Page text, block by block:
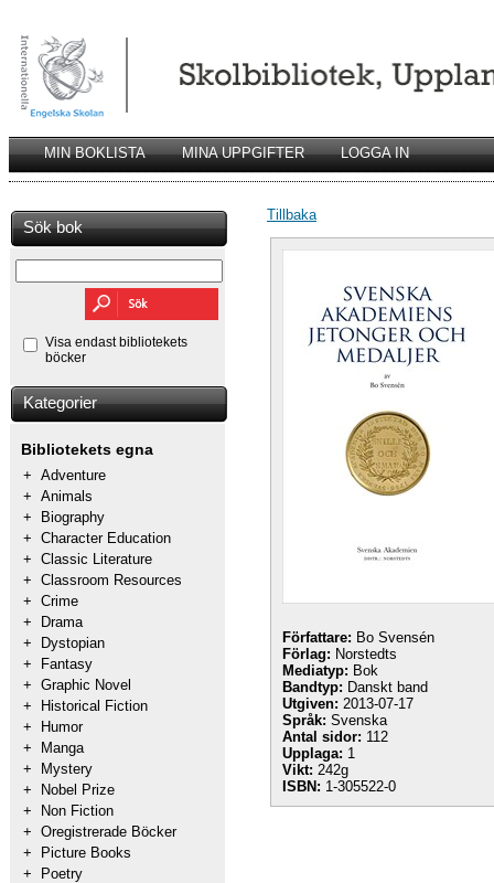
MIN BOKLISTA MINA UPPGIFTER LOGGA IN
Sök bok
Visa endast bibliotekets
böcker
Kategorier
Bibliotekets egna
+ Adventure
+ Animals
+
Biography
+ Character Education
+ Classic Literature
+ Classroom Resources
+ Crime
+
Drama
+
Dystopian
+
Fantasy
+ Graphic Novel
+
Historical Fiction
+
Humor
+
Manga
+
Mystery
+
Nobel Prize
+
Non Fiction
+ Oregistrerade Böcker
+
Picture Books
+
Poetry
Tillbaka
Författare: Bo Svensén
Förlag: Norstedts
Mediatyp: Bok
Bandtyp: Danskt band
Utgiven: 2013-07-17
Språk: Svenska
Antal sidor: 112
Upplaga: 1
Vikt: 242g
ISBN: 1-305522-0